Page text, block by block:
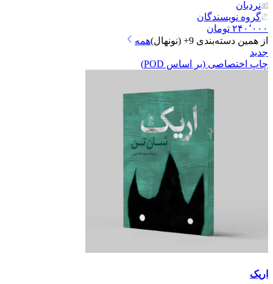
نردبان
گروه نویسندگان
۲۴۰٬۰۰۰ تومان
از همین دسته‌بندی 9+ (نونهال)
همه
جدید
چاپ اختصاصی (بر اساس POD)
اریک